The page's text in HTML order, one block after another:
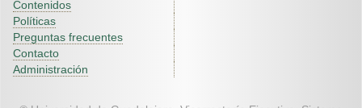
Contenidos
Políticas
Preguntas frecuentes
Contacto
Administración